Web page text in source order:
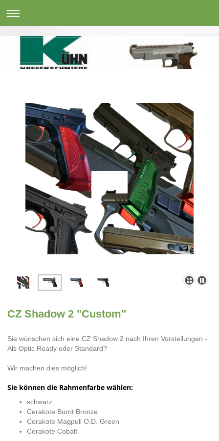
CZ Shadow 2 "Custom"
Sie wünschen sich eine CZ Shadow 2 nach Ihren Vorstellungen -
Als Optic Ready oder Standard?
Wir machen dies möglich!
Sie können die Rahmenfarbe wählen:
schwarz
Cerakote Burnt Bronze
Cerakote Magpull O.D. Green
Cerakote Cobalt